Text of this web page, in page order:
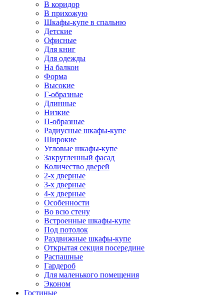
В коридор
В прихожую
Шкафы-купе в спальню
Детские
Офисные
Для книг
Для одежды
На балкон
Форма
Высокие
Г-образные
Длинные
Низкие
П-образные
Радиусные шкафы-купе
Широкие
Угловые шкафы-купе
Закругленный фасад
Количество дверей
2-х дверные
3-х дверные
4-х дверные
Особенности
Во всю стену
Встроенные шкафы-купе
Под потолок
Раздвижные шкафы-купе
Открытая секция посередине
Распашные
Гардероб
Для маленького помещения
Эконом
Гостиные